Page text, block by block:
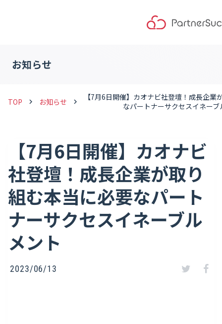
お知らせ
TOP keyboard_arrow_right お知らせ keyboard_arrow_right
【7月6日開催】カオナビ社登壇！成長企業
なパートナーサクセスイネーブ
【7月6日開催】カオナビ
社登壇！成長企業が取り
組む本当に必要なパート
ナーサクセスイネーブル
メント
2023/06/13